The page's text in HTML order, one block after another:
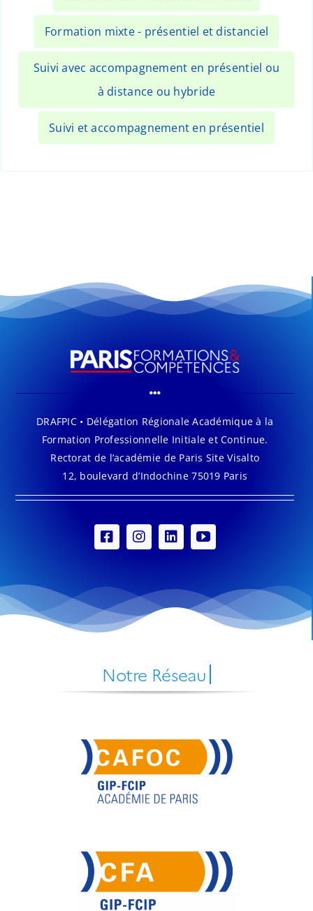
Formation mixte - présentiel et distanciel
Suivi avec accompagnement en présentiel ou
à distance ou hybride
Suivi et accompagnement en présentiel
DRAFPIC • Délégation Régionale Académique à la
Formation Professionnelle Initiale et Continue.
Rectorat de l’académie de Paris Site Visalto
12, boulevard d’Indochine 75019 Paris